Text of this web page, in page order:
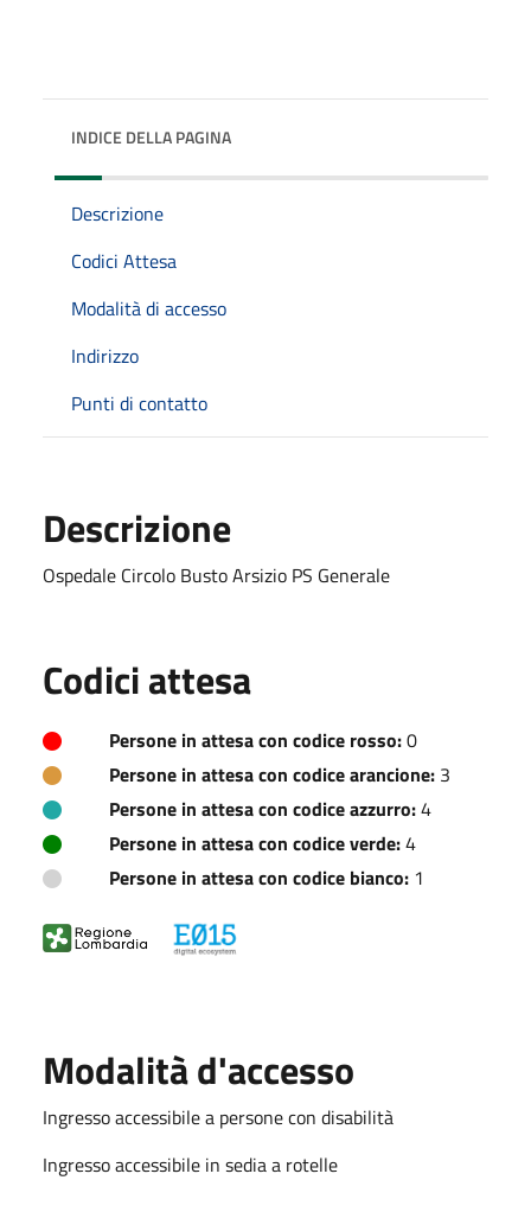
INDICE DELLA PAGINA
Descrizione
Codici Attesa
Modalità di accesso
Indirizzo
Punti di contatto
Descrizione
Ospedale Circolo Busto Arsizio PS Generale
Codici attesa
Persone in attesa con codice rosso:0
Persone in attesa con codice arancione: 3
Persone in attesa con codice azzurro:4
Persone in attesa con codice verde:4
Persone in attesa con codice bianco: 1
Modalità d'accesso
Ingresso accessibile a persone con disabilità
Ingresso accessibile in sedia a rotelle